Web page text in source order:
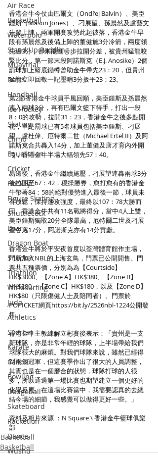
Air Race
Basketball
Waterpolo
Stand Up Paddling
Muaythai
Darts
Handball
Ice Hockey
Skating
Climb
Equestrian
Cricket
Hockey
Figure Skating
Shuttlecock
Diving
Dragon Boat
Snooker
Triathlon
Windsurfing
Judo
Athletics
Spartan
Karate
Canoe
Bowling
Dodgeball
Skateboard
Racketlon
Dance
Wushu
香港金牛今仗由巴爾文（Ondřej Balvín）、美臣
鍾斯（Mason Jones）、刁展望、孫晨然及盧藝文
先發上陣，兩軍開賽攻勢此起彼落，香港金牛早
段有孫晨然及後備上陣的董健施3分冷箭，兩度領
先過3分，卻未能進一步拉開分差，被貴州猛龍咬
緊比分，第一節末段阿諾斯克（E.J. Anosike）2個
罰球加上籃底鋤樽曾助金牛帶先23：20，但貴州
猛龍立即回敬一記壓哨3分扳平23：23。
第2節香港金牛球員手風回順，美臣鍾斯及孫晨然
連入兩球3分，再有巴爾文籃下得手，打出一段
8：0的攻勢，拉開31：23，香港金牛之後多點開
花，單是罰球已有5名球員包括美臣鍾斯、刁展
望、盧杜偉、厄特爾二世（Michael Ertel II）及阿
諾斯克合共轟入14分，加上董健及唐才育內外開
弓，香港金牛半場大幅領先57：40。
易邊後，香港金牛繼續施壓，刁展望連轟兩球3分
後拉開至67：42，穩操勝券，愈打愈有的香港金
牛帶著84：58的絕對優勢進入最後一節，球員未
有放鬆，保持進攻強度，最終以107：78大勝而
回。香港金牛共有11名戰將得分，當中4人上雙，
美臣鍾斯獨取20分全隊最高，厄特爾二世及刁展
望各入17分，阿諾斯克亦有14分貢獻。
香港金牛將於平安夜首度以荃灣體育館作主場，
鬥新加入NBL的上海玄鳥，門票已公開開售。門
票共五種票價，分別為為【Courtside】
HK$3000、【Zone A】HK$380、【Zone B】
HK$280、【Zone C】HK$180，以及【Zone D】
HK$80（只限傷健人士及陪同者）。門票於
POPICKET網頁https://bit.ly/2526nbl-1224公開發
售。
香港金牛主教練解立彬賽後表示：「貴州是一支
新球隊，亦是非常年輕的球隊，上半場帶給我們
球隊很大的麻煩。對我們球隊來說，雖然已經得
到兩個冠軍，但這賽季作出了很大的人員調整，
其實也是在一個磨合的狀態，球隊打球的人很
多，所以通過第一場比賽也期望建立一個更好的
化學反應。在這場比賽當中，我需要認真的去總
結今場的細節，我感覺可以做得更好一些。」
資料及相片來源 ：N Square \ 香港金牛籃球俱樂
部
Basketball
Basketball